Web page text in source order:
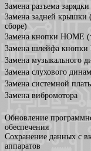
Замена разъема зарядки
Замена задней крышки
сборе)
Замена кнопки HOME
Замена шлейфа кнопки
Замена музыкального
Замена слухового
Замена системной
Замена вибромотора
Обновление
обеспечения
Сохранение данных с
аппаратов